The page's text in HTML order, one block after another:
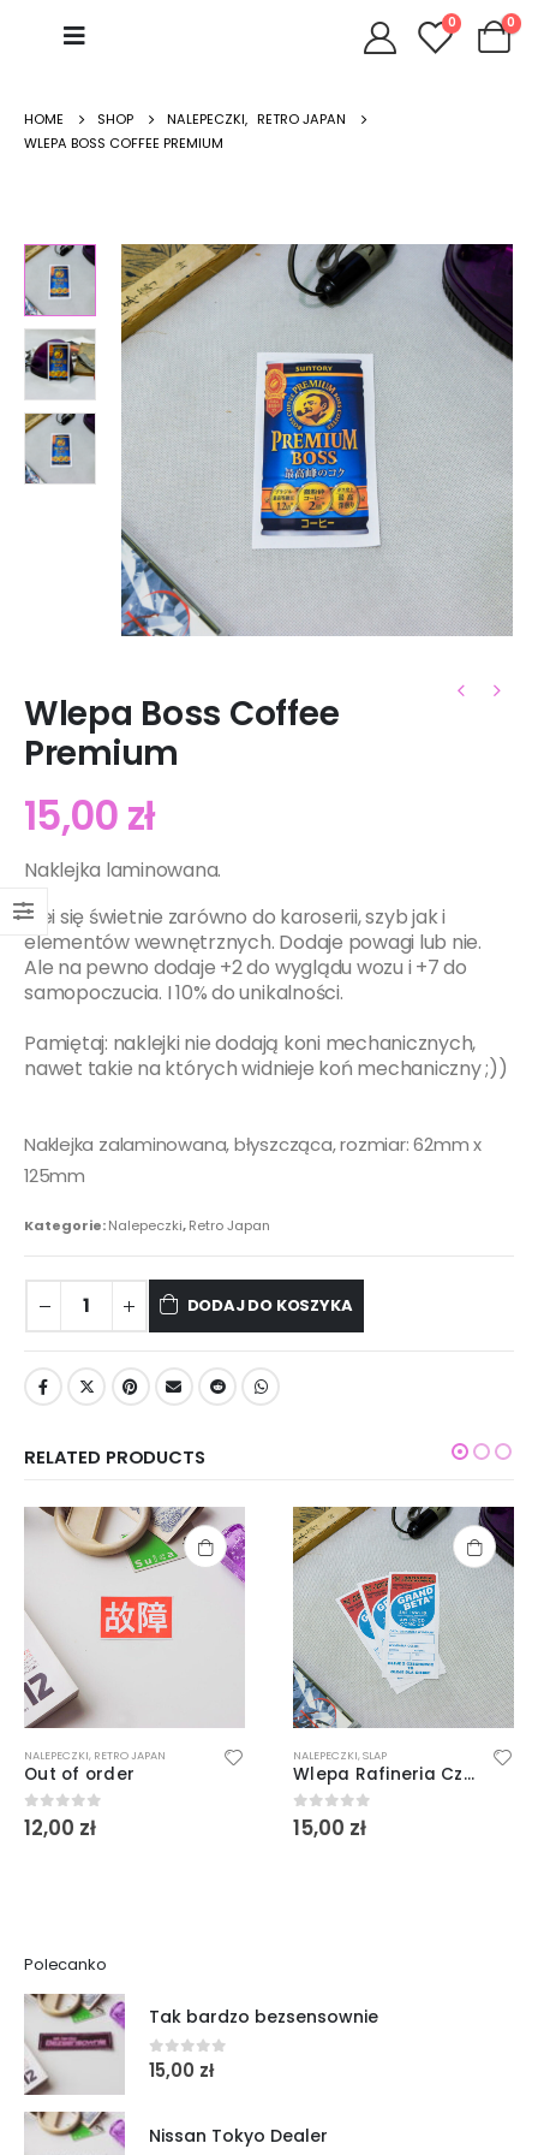
0 0
HOME SHOP NALEPECZKI, RETRO JAPAN
WLEPA BOSS COFFEE PREMIUM
Wlepa Boss Coffee
Premium
15,00 zł
Naklejka laminowana.
Klei się świetnie zarówno do karoserii, szyb jak i
elementów wewnętrznych. Dodaje powagi lub nie.
Ale na pewno dodaje +2 do wyglądu wozu i +7 do
samopoczucia. I 10% do unikalności.
Pamiętaj: naklejki nie dodają koni mechanicznych,
nawet takie na których widnieje koń mechaniczny ;))
Naklejka zalaminowana, błyszcząca, rozmiar: 62mm x
125mm
Kategorie:Nalepeczki,Retro Japan
DODAJ DO KOSZYKA
RELATED PRODUCTS
NALEPECZKI, RETRO JAPAN
Out of order
0out of 5
12,00 zł
NALEPECZKI,SLAP
Wlepa Rafineria Czechowice
0out of 5
15,00 zł
Polecanko
Tak bardzo bezsensownie
0out of 5
15,00 zł
Nissan Tokyo Dealer